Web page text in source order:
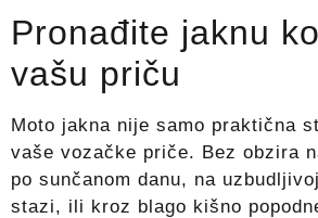
Pronađite jaknu
vašu priču
Moto jakna nije samo praktična
vaše vozačke priče. Bez obzira
po sunčanom danu, na
stazi, ili kroz blago kišno